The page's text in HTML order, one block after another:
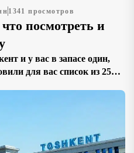
1341 просмотров
посмотреть и
и у вас в запасе один,
для вас список из 25
прогуляйтесь […]